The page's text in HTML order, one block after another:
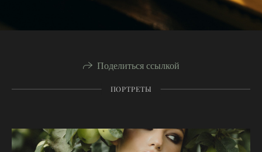
Поделиться ссылкой
ПОРТРЕТЫ